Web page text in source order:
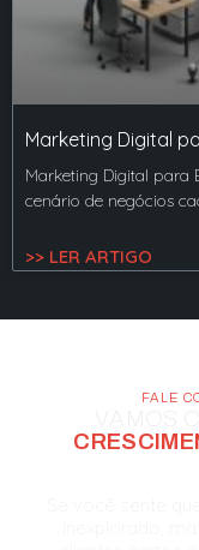
Marketing Digital
Marketing Digital para
cenário de negócios
>> LER ARTIGO
FALE